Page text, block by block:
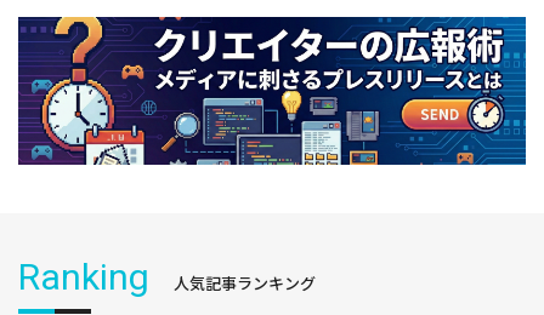
Ranking 人気記事ランキング